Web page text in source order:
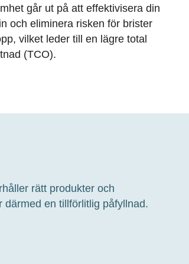
går ut påatteffektivisera din
och eliminera risken för brister
vilket leder till en lägre total
(TCO).
hållerrätt produkteroch
därmed en tillförlitlig påfyllnad.